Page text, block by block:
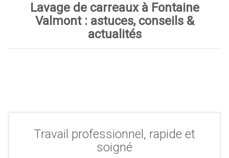
Lavage de carreaux à Fontaine
Valmont : astuces, conseils &
actualités
Travail professionnel, rapide et
soigné